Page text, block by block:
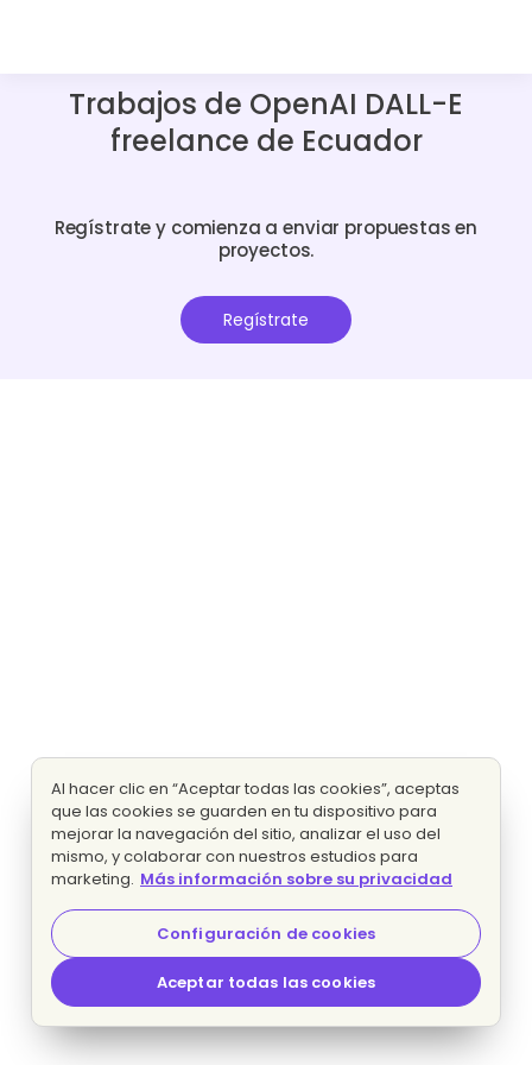
Trabajos de OpenAI DALL-E
freelance de Ecuador
Regístrate y comienza a enviar propuestas en
proyectos.
Regístrate
Al hacer clic en “Aceptar todas las cookies”, aceptas
que las cookies se guarden en tu dispositivo para
mejorar la navegación del sitio, analizar el uso del
mismo, y colaborar con nuestros estudios para
marketing. Más información sobre su privacidad
Configuración de cookies
Aceptar todas las cookies